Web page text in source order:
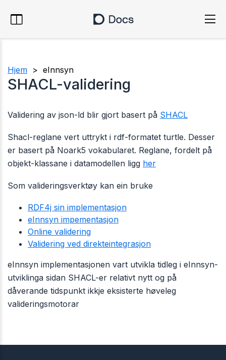
Hjem > eInnsyn
SHACL-validering
Validering av json-ld blir gjort basert på SHACL
Shacl-reglane vert uttrykt i rdf-formatet turtle. Desser
er basert på Noark5 vokabularet. Reglane, fordelt på
objekt-klassane i datamodellen ligg her
Som valideringsverktøy kan ein bruke
RDF4j sin implementasjon
eInnsyn impementasjon
Online validering
Validering ved direkteintegrasjon
eInnsyn implementasjonen vart utvikla tidleg i eInnsyn-
utviklinga sidan SHACL-er relativt nytt og på
dåverande tidspunkt ikkje eksisterte høveleg
valideringsmotorar